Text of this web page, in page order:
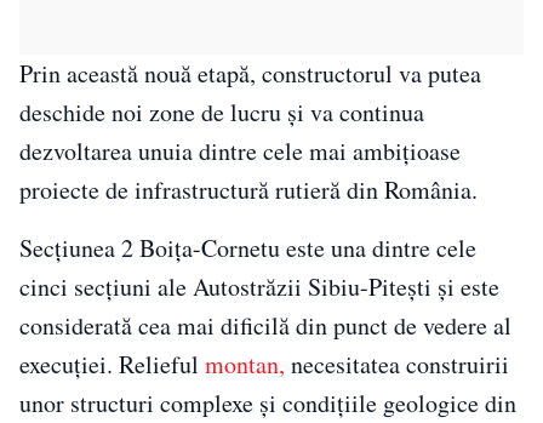
Prin această nouă etapă, constructorul va putea
deschide noi zone de lucru și va continua
dezvoltarea unuia dintre cele mai ambițioase
proiecte de infrastructură rutieră din România.
Secțiunea 2 Boița-Cornetu este una dintre cele
cinci secțiuni ale Autostrăzii Sibiu-Pitești și este
considerată cea mai dificilă din punct de vedere al
execuției. Relieful montan, necesitatea construirii
unor structuri complexe și condițiile geologice din